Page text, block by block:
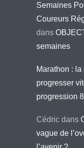
Semaines
Coureurs
dans
semaines
Marathon :
progresser
progression
Cédric dans
vague de